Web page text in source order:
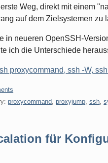
Weg, direkt mit einem
auf dem Zielsystemen zu
in neueren OpenSSH-
ich die Unterschiede
proxycommand, ssh -W,
proxycommand, proxyjump, ssh,
für